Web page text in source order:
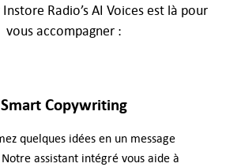
Radio’s AI Voices est là pour
vous accompagner :
Smart Copywriting
quelques idées en un message
assistant intégré vous aide à